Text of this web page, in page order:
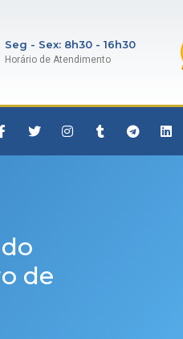
Seg - Sex: 8h30 - 16h30
Horário de Atendimento
de